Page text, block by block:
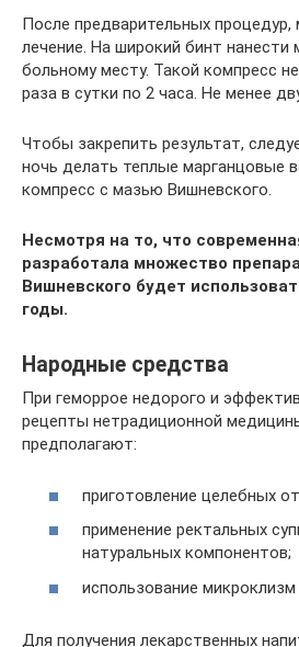
После предварительных
лечение. На широкий бинт нанести
больному месту. Такой компресс
раза в сутки по 2 часа. Не менее
Чтобы закрепить результат,
ночь делать теплые марганцовые
компресс с мазью Вишневского.
Несмотря на то, что
разработала множество
Вишневского будет
годы.
Народные средства
При геморрое недорого и
рецепты нетрадиционной
предполагают:
приготовление целебных
применение ректальных
натуральных компонентов;
использование микроклизм
Для получения лекарственных